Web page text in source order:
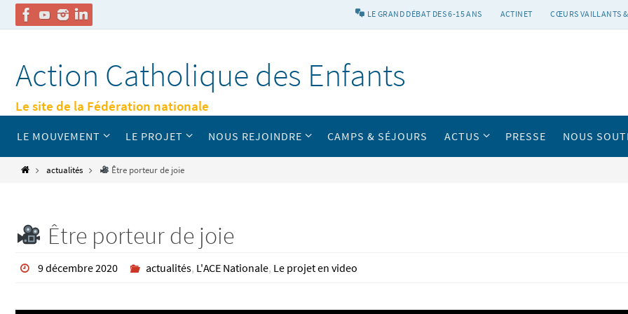
contenu
LE GRAND DÉBAT DES 6-15 ANS ACTINET CŒURS VAILLANTS
Action Catholique des Enfants
Le site de la Fédération nationale
contenu
LE MOUVEMENT LE PROJET NOUS REJOINDRE CAMPS & SÉJOURS ACTUS PRESSE NOUS
Homeactualités Être porteur de joie
Être porteur de joie
9 décembre 2020 actualités, L'ACE Nationale, Le projet en video